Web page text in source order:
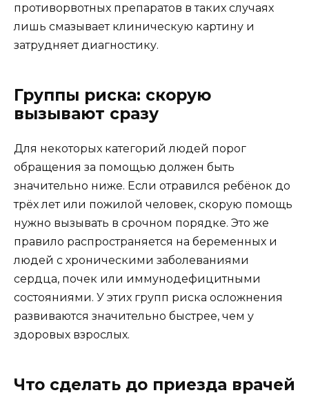
противорвотных препаратов в таких случаях
лишь смазывает клиническую картину и
затрудняет диагностику.
Группы риска: скорую
вызывают сразу
Для некоторых категорий людей порог
обращения за помощью должен быть
значительно ниже. Если отравился ребёнок до
трёх лет или пожилой человек, скорую помощь
нужно вызывать в срочном порядке. Это же
правило распространяется на беременных и
людей с хроническими заболеваниями
сердца, почек или иммунодефицитными
состояниями. У этих групп риска осложнения
развиваются значительно быстрее, чем у
здоровых взрослых.
Что сделать до приезда врачей